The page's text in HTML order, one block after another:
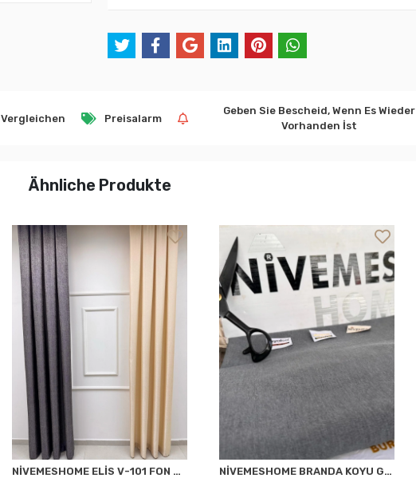
Vergleichen Preisalarm
Geben Sie Bescheid, Wenn Es Wieder
Vorhanden İst
Ähnliche Produkte
NİVEMESHOME ELİS V-101 FON PERDE 1/3 SIK PİLELİ PERDE APM NİVEMESHOME BRANDA KOYU GRİ BALKON PERDESİ